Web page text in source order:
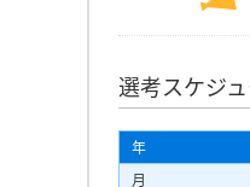
選考スケジ
年
月